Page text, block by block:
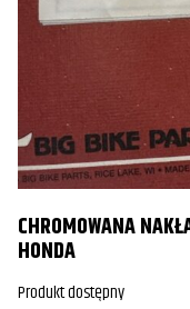
CHROMOWANA
HONDA
Produkt dostępny